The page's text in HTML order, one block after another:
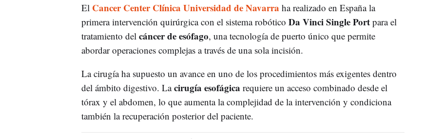
El Cancer Center Clínica Universidad de Navarra ha realizado en España la
primera intervención quirúrgica con el sistema robótico Da Vinci Single Portpara el
tratamiento del cáncer de esófago, una tecnología de puerto único que permite
abordar operaciones complejas a través de una sola incisión.
La cirugía ha supuesto un avance en uno de los procedimientos más exigentes dentro
del ámbito digestivo. Lacirugía esofágica requiere un acceso combinado desde el
tórax y el abdomen, lo que aumenta la complejidad de la intervención y condiciona
también la recuperación posterior del paciente.